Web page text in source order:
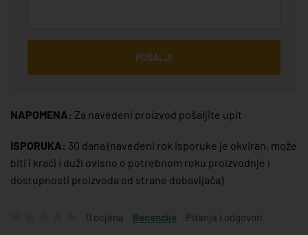
POŠALJI
NAPOMENA: Za navedeni proizvod pošaljite upit
ISPORUKA: 30 dana (navedeni rok isporuke je okviran, može
biti i kraći i duži ovisno o potrebnom roku proizvodnje i
dostupnosti proizvoda od strane dobavljača)
0 ocjena Recenzije Pitanja i odgovori